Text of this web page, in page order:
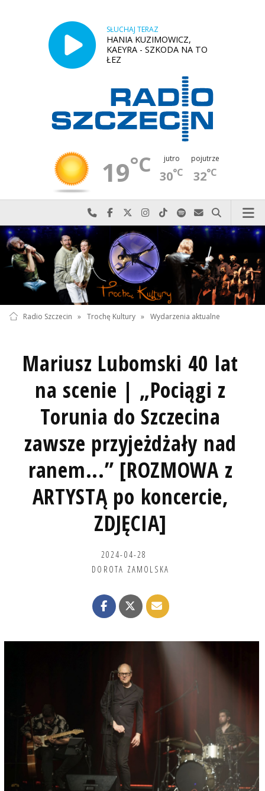
SŁUCHAJ TERAZ
HANIA KUZIMOWICZ,
KAEYRA - SZKODA NA TO
ŁEZ
19°C jutro
30°C
pojutrze
32°C
Najlepiej po prostu do nas zadzwoń
Odwiedź nas na Facebook-u
Odwiedź nas na X
Odwiedź nas na Instagram-ie
Odwiedź nas na TikTok-u
Szukaj nas na Spotify
Wyślij do nas
Szukaj
Radio Szczecin » Trochę Kultury » Wydarzenia aktualne
Mariusz Lubomski 40 lat
na scenie | „Pociągi z
Torunia do Szczecina
zawsze przyjeżdżały nad
ranem...” [ROZMOWA z
ARTYSTĄ po koncercie,
ZDJĘCIA]
2024-04-28
DOROTA ZAMOLSKA